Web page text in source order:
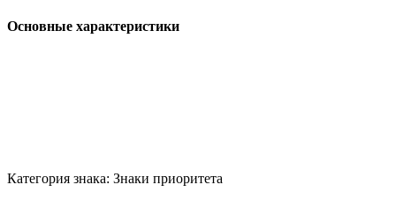
Основные характеристики
Категория знака: Знаки приоритета